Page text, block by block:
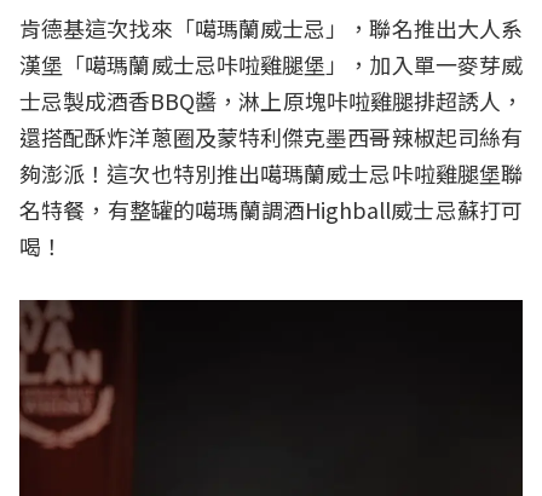
肯德基這次找來「噶瑪蘭威士忌」，聯名推出大人系
漢堡「噶瑪蘭威士忌咔啦雞腿堡」，加入單一麥芽威
士忌製成酒香BBQ醬，淋上原塊咔啦雞腿排超誘人，
還搭配酥炸洋蔥圈及蒙特利傑克墨西哥辣椒起司絲有
夠澎派！這次也特別推出噶瑪蘭威士忌咔啦雞腿堡聯
名特餐，有整罐的噶瑪蘭調酒Highball威士忌蘇打可
喝！